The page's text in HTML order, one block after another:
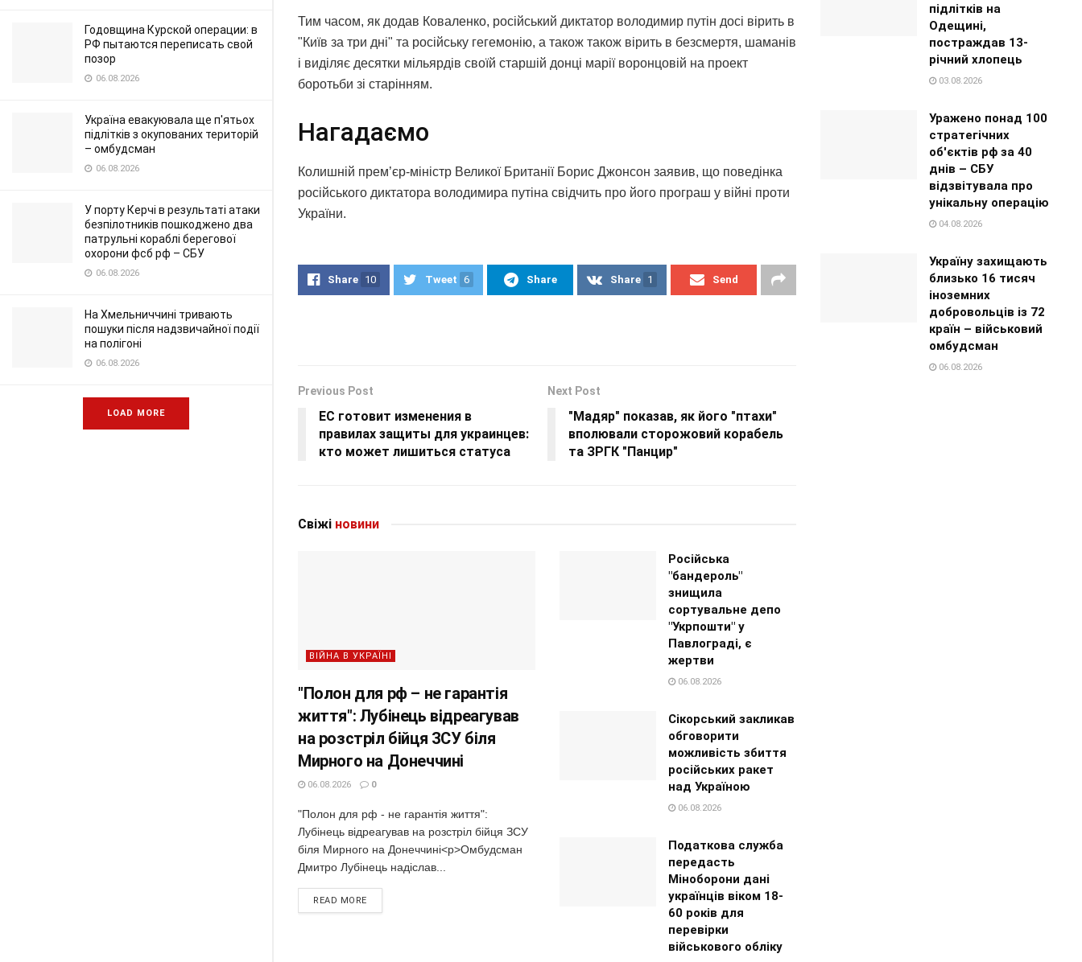
Годовщина Курской операции: в
РФ пытаются переписать свой
позор
06.08.2026
Україна евакуювала ще п'ятьох
підлітків з окупованих територій
– омбудсман
06.08.2026
У порту Керчі в результаті атаки
безпілотників пошкоджено два
патрульні кораблі берегової
охорони фсб рф – СБУ
06.08.2026
На Хмельниччині тривають
пошуки після надзвичайної події
на полігоні
06.08.2026
LOAD MORE
Тим часом, як додав Коваленко, російський диктатор володимир путін досі вірить в
"Київ за три дні" та російську гегемонію, а також також вірить в безсмертя, шаманів
і виділяє десятки мільярдів своїй старшій донці марії воронцовій на проект
боротьби зі старінням.
Нагадаємо
Колишній прем’єр-міністр Великої Британії Борис Джонсон заявив, що поведінка
російського диктатора володимира путіна свідчить про його програш у війні проти
України.
Share 10 Tweet 6 Share Share 1 Send
Previous Post
ЕС готовит изменения в
правилах защиты для украинцев:
кто может лишиться статуса
Next Post
"Мадяр" показав, як його "птахи"
вполювали сторожовий корабель
та ЗРГК "Панцир"
Свіжі новини
ВІЙНА В УКРАЇНІ
"Полон для рф – не гарантія
життя": Лубінець відреагував
на розстріл бійця ЗСУ біля
Мирного на Донеччині
06.08.2026 0
"Полон для рф - не гарантія життя":
Лубінець відреагував на розстріл бійця ЗСУ
біля Мирного на Донеччині<p>Омбудсман
Дмитро Лубінець надіслав...
READ MORE
Російська
"бандероль"
знищила
сортувальне депо
"Укрпошти" у
Павлограді, є
жертви
06.08.2026
Сікорський закликав
обговорити
можливість збиття
російських ракет
над Україною
06.08.2026
Податкова служба
передасть
Міноборони дані
українців віком 18-
60 років для
перевірки
військового обліку
підлітків на
Одещині,
постраждав 13-
річний хлопець
03.08.2026
Уражено понад 100
стратегічних
об'єктів рф за 40
днів – СБУ
відзвітувала про
унікальну операцію
04.08.2026
Україну захищають
близько 16 тисяч
іноземних
добровольців із 72
країн – військовий
омбудсман
06.08.2026